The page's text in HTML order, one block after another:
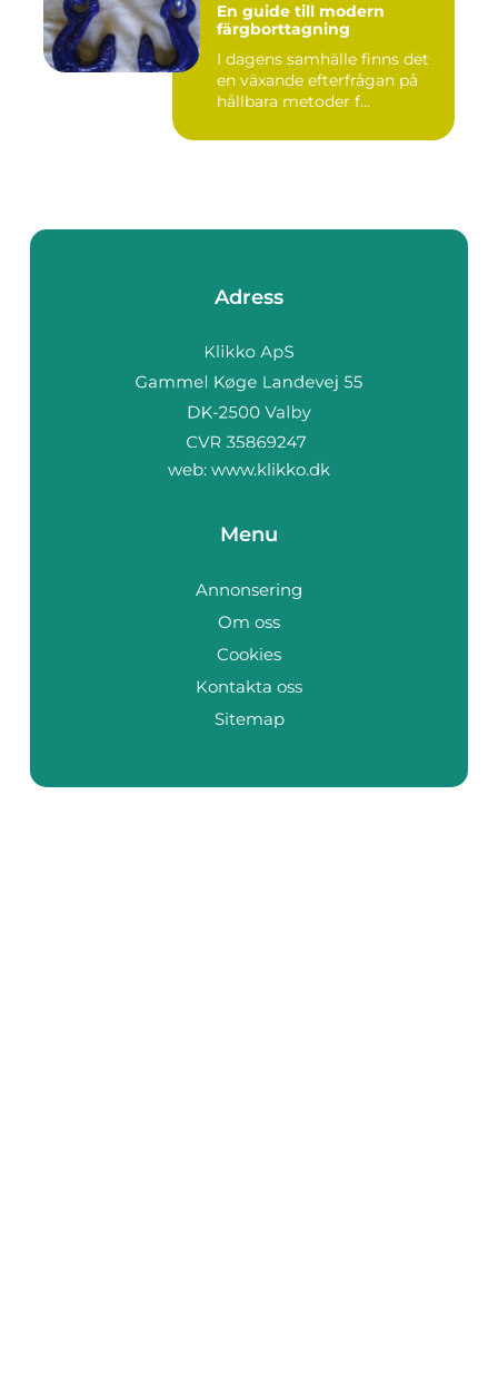
En guide till modern
färgborttagning
I dagens samhälle finns det
en växande efterfrågan på
hållbara metoder f...
Adress
web: www.klikko.dk
Menu
Annonsering
Om oss
Cookies
Kontakta oss
Sitemap